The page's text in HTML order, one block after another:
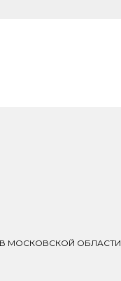
МОСКОВСКОЙ ОБЛАСТИ